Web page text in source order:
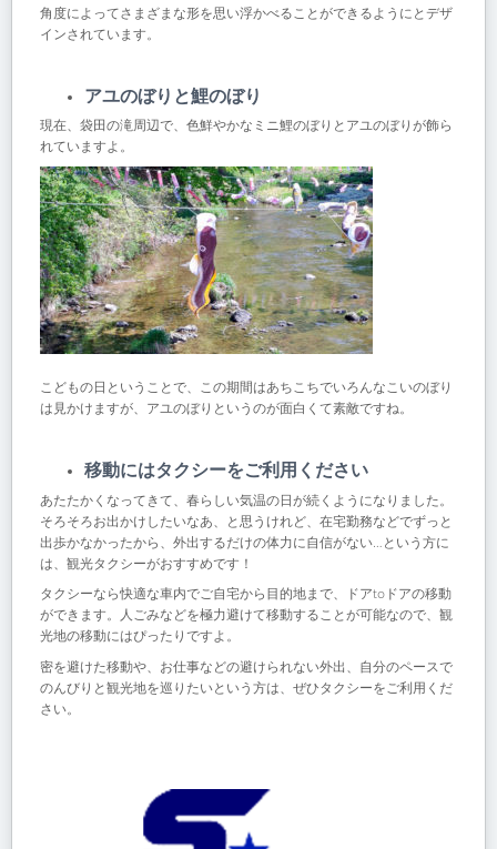
角度によってさまざまな形を思い浮かべることができるようにとデザ
インされています。
アユのぼりと鯉のぼり
現在、袋田の滝周辺で、色鮮やかなミニ鯉のぼりとアユのぼりが飾ら
れていますよ。
こどもの日ということで、この期間はあちこちでいろんなこいのぼり
は見かけますが、アユのぼりというのが面白くて素敵ですね。
移動にはタクシーをご利用ください
あたたかくなってきて、春らしい気温の日が続くようになりました。
そろそろお出かけしたいなあ、と思うけれど、在宅勤務などでずっと
出歩かなかったから、外出するだけの体力に自信がない…という方に
は、観光タクシーがおすすめです！
タクシーなら快適な車内でご自宅から目的地まで、ドアtoドアの移動
ができます。人ごみなどを極力避けて移動することが可能なので、観
光地の移動にはぴったりですよ。
密を避けた移動や、お仕事などの避けられない外出、自分のペースで
のんびりと観光地を巡りたいという方は、ぜひタクシーをご利用くだ
さい。